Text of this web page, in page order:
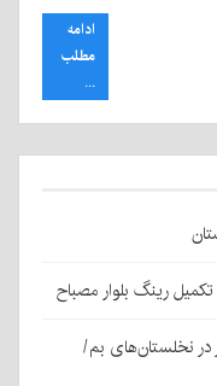
ادامه
مطلب
...
رینگ بلوار مصباح
در نخلستان‌های بم/